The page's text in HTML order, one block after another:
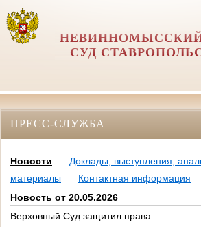
СУД
ПРЕСС-СЛУЖБА
Новости
Доклады, выступления,
материалы
Контактная информация
Новость от 20.05.2026
Верховный Суд защитил права